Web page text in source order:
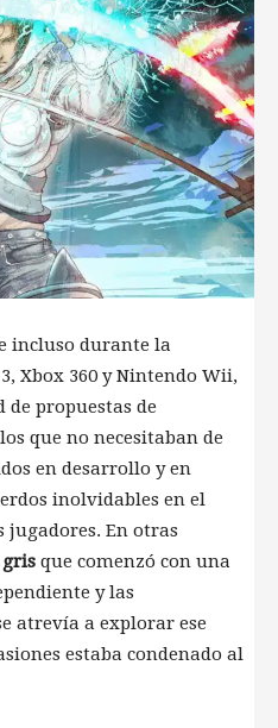
incluso durante la
Xbox 360 y Nintendo Wii,
propuestas de
que no necesitaban de
en desarrollo y en
inolvidables en el
En otras
que comenzó con una
y las
atrevía a explorar ese
estaba condenado al